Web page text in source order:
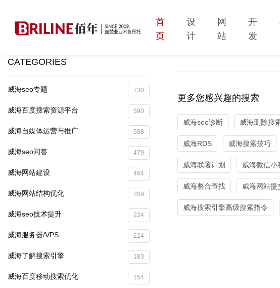
首
页
设
计
网
站
开
发
CATEGORIES
威海seo专题 730
威海百度搜索资源平台 590
威海自媒体运营与推广 508
威海seo问答 479
威海网站建设 464
威海网站结构优化 289
威海seo技术提升 224
威海服务器/VPS 224
威海了解搜索引擎 183
威海百度移动搜索优化 154
更多您感兴趣的搜索
威海seo诊断 威海删除搜
威海RDS 威海搜索技巧
威海联署计划 威海微信小
威海整合查找 威海网站提
威海搜索引擎高级搜索指令